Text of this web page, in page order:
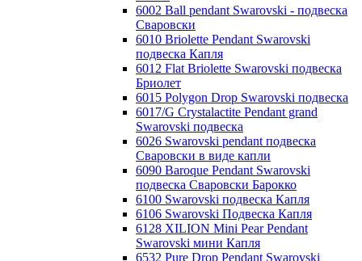
6002 Ball pendant Swarovski - подвеска
Сваровски
6010 Briolette Pendant Swarovski
подвеска Капля
6012 Flat Briolette Swarovski подвеска
Бриолет
6015 Polygon Drop Swarovski подвеска
6017/G Crystalactite Pendant grand
Swarovski подвеска
6026 Swarovski pendant подвеска
Сваровски в виде капли
6090 Baroque Pendant Swarovski
подвеска Сваровски Барокко
6100 Swarovski подвеска Капля
6106 Swarovski Подвеска Капля
6128 XILION Mini Pear Pendant
Swarovski мини Капля
6532 Pure Drop Pendant Swarovski